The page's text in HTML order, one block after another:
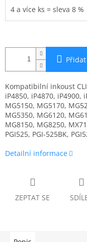
4 a více ks = sleva 8 %
Kompatibilní inkoust
iP4850, iP4870, iP4900,
MG5150, MG5170,
MG5350, MG6120,
MG8150, MG8250,
PGI525, PGI-525BK,
Detailní informace
ZEPTAT SE